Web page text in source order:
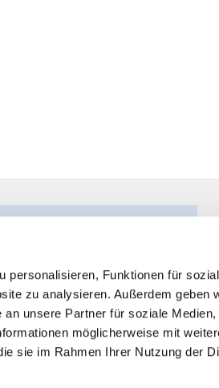
personalisieren, Funktionen für
zu analysieren. Außerdem geben
unsere Partner für soziale Medien,
möglicherweise mit
sie im Rahmen Ihrer Nutzung der